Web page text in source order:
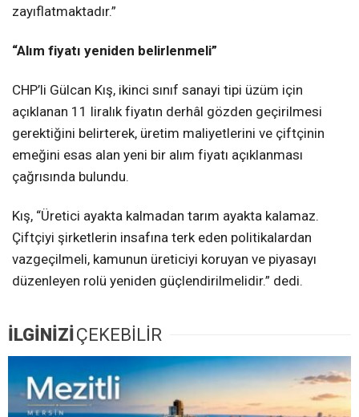
zayıflatmaktadır.”
“Alım fiyatı yeniden belirlenmeli”
CHP’li Gülcan Kış, ikinci sınıf sanayi tipi üzüm için
açıklanan 11 liralık fiyatın derhâl gözden geçirilmesi
gerektiğini belirterek, üretim maliyetlerini ve çiftçinin
emeğini esas alan yeni bir alım fiyatı açıklanması
çağrısında bulundu.
Kış, “Üretici ayakta kalmadan tarım ayakta kalamaz.
Çiftçiyi şirketlerin insafına terk eden politikalardan
vazgeçilmeli, kamunun üreticiyi koruyan ve piyasayı
düzenleyen rolü yeniden güçlendirilmelidir.” dedi.
İLGİNİZİÇEKEBİLİR